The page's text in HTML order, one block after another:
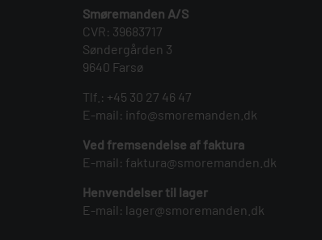
Smøremanden A/S
CVR: 39683717
Søndergården 3
9640 Farsø
Tlf.: +45 30 27 46 47
E-mail: info@smoremanden.dk
Ved fremsendelse af faktura
E-mail: faktura@smoremanden.dk
Henvendelser til lager
E-mail: lager@smoremanden.dk